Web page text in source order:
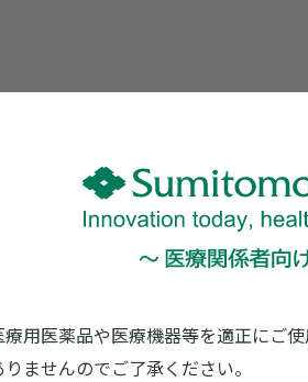
用医薬品や医療機器等を適正にご
ませんのでご了承ください。